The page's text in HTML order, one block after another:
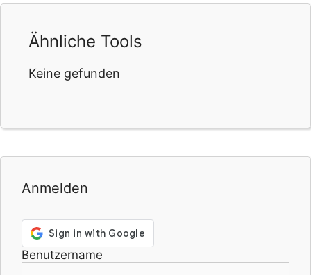
Ähnliche Tools
Keine gefunden
Anmelden
Benutzername